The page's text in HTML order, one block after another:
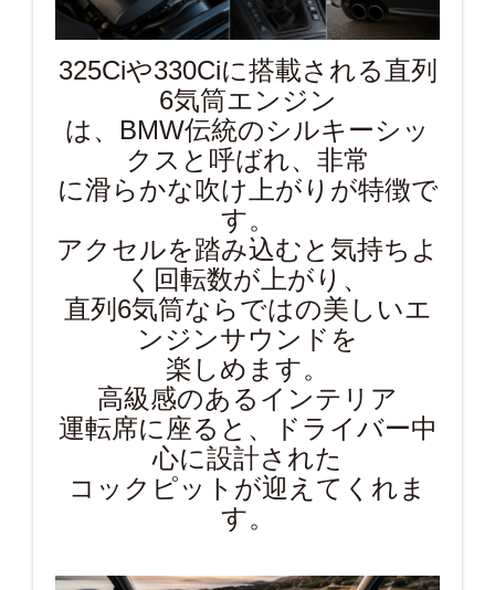
325Ciや330Ciに搭載される直列
6気筒エンジン
は、BMW伝統のシルキーシッ
クスと呼ばれ、非常
に滑らかな吹け上がりが特徴で
す。
アクセルを踏み込むと気持ちよ
く回転数が上がり、
直列6気筒ならではの美しいエ
ンジンサウンドを
楽しめます。
高級感のあるインテリア
運転席に座ると、ドライバー中
心に設計された
コックピットが迎えてくれま
す。